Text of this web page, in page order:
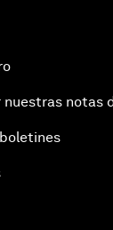
notas